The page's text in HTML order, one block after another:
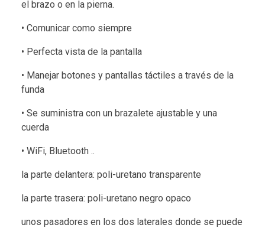
el brazo o en la pierna.
• Comunicar como siempre
• Perfecta vista de la pantalla
• Manejar botones y pantallas táctiles a través de la
funda
• Se suministra con un brazalete ajustable y una
cuerda
• WiFi, Bluetooth ..
la parte delantera: poli-uretano transparente
la parte trasera: poli-uretano negro opaco
unos pasadores en los dos laterales donde se puede